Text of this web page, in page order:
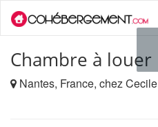
Chambre à louer
Nantes, France, chez Cecile